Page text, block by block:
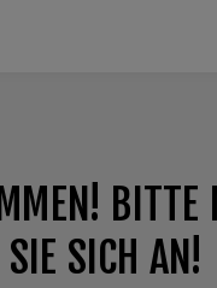
BITTE
SIE SICH AN!